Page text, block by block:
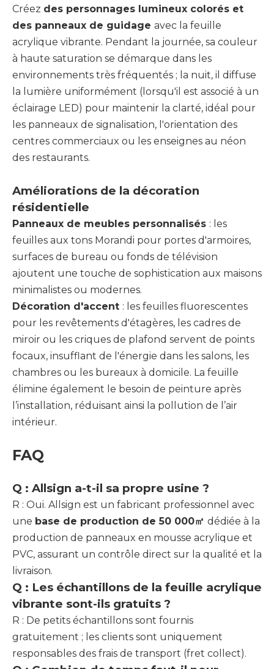
Créez des personnages lumineux colorés et
des panneaux de guidage avec la feuille
acrylique vibrante. Pendant la journée, sa couleur
à haute saturation se démarque dans les
environnements très fréquentés ; la nuit, il diffuse
la lumière uniformément (lorsqu'il est associé à un
éclairage LED) pour maintenir la clarté, idéal pour
les panneaux de signalisation, l'orientation des
centres commerciaux ou les enseignes au néon
des restaurants.
Améliorations de la décoration
résidentielle
Panneaux de meubles personnalisés : les
feuilles aux tons Morandi pour portes d'armoires,
surfaces de bureau ou fonds de télévision
ajoutent une touche de sophistication aux maisons
minimalistes ou modernes.
Décoration d'accent : les feuilles fluorescentes
pour les revêtements d'étagères, les cadres de
miroir ou les criques de plafond servent de points
focaux, insufflant de l'énergie dans les salons, les
chambres ou les bureaux à domicile. La feuille
élimine également le besoin de peinture après
l’installation, réduisant ainsi la pollution de l’air
intérieur.
FAQ
Q : Allsign a-t-il sa propre usine ?
R : Oui. Allsign est un fabricant professionnel avec
une base de production de 50 000㎡ dédiée à la
production de panneaux en mousse acrylique et
PVC, assurant un contrôle direct sur la qualité et la
livraison.
Q : Les échantillons de la feuille acrylique
vibrante sont-ils gratuits ?
R : De petits échantillons sont fournis
gratuitement ; les clients sont uniquement
responsables des frais de transport (fret collect).